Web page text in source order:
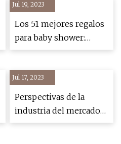
Jul 19, 2023
Los 51 mejores regalos
para baby shower:
juguetes, decoración y
(2023)
Jul 17, 2023
Perspectivas de la
industria del mercado
de bañeras para bebés